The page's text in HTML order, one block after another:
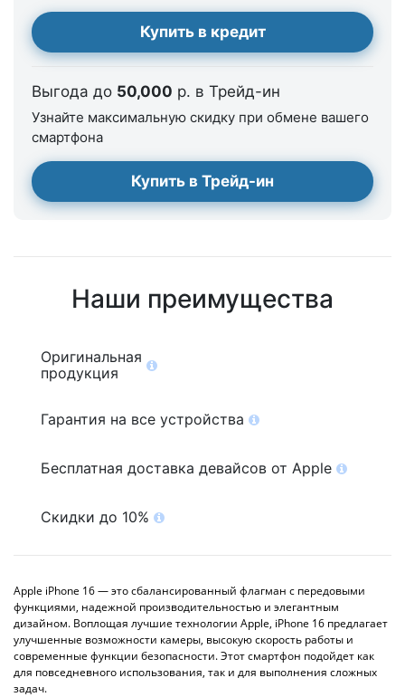
Купить в кредит
Выгода до 50,000 р. в Трейд-ин
Узнайте максимальную скидку при обмене вашего
смартфона
Купить в Трейд-ин
Наши преимущества
Оригинальная
продукция
Гарантия на все устройства
Бесплатная доставка девайсов от Apple
Скидки до 10%
Apple iPhone 16 — это сбалансированный флагман с передовыми
функциями, надежной производительностью и элегантным
дизайном. Воплощая лучшие технологии Apple, iPhone 16 предлагает
улучшенные возможности камеры, высокую скорость работы и
современные функции безопасности. Этот смартфон подойдет как
для повседневного использования, так и для выполнения сложных
задач.